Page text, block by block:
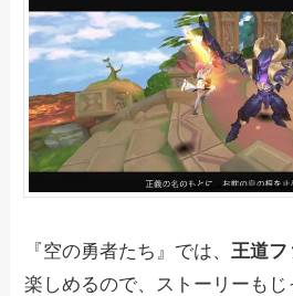
『空の勇者たち』では、 王道フ
楽しめるので、ストーリーも